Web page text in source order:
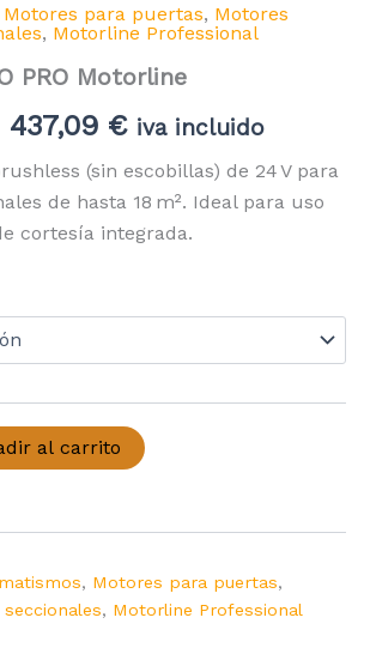
Motores para puertas, Motores
, Motorline Professional
PRO Motorline
437,09 €Rango
de
precios:
319,98 €
hasta
437,09 €
iva incluido
(sin escobillas) de 24 V para
de hasta 18 m². Ideal para uso
cortesía integrada.
al carrito
, Motores para puertas,
, Motorline Professional